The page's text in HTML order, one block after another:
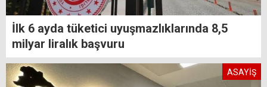
İlk 6 ayda tüketici uyuşmazlıklarında 8,5
milyar liralık başvuru
ASAYİŞ